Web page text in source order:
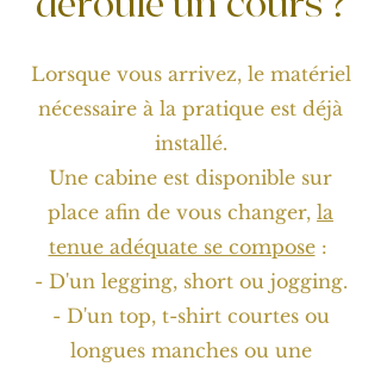
Lorsque vous arrivez, le matériel
nécessaire à la pratique est déjà
installé.
Une cabine est disponible sur
place afin de vous changer, la
tenue adéquate se compose:
- D'un legging, short ou jogging.
- D'un top, t-shirt courtes ou
longues manches ou une